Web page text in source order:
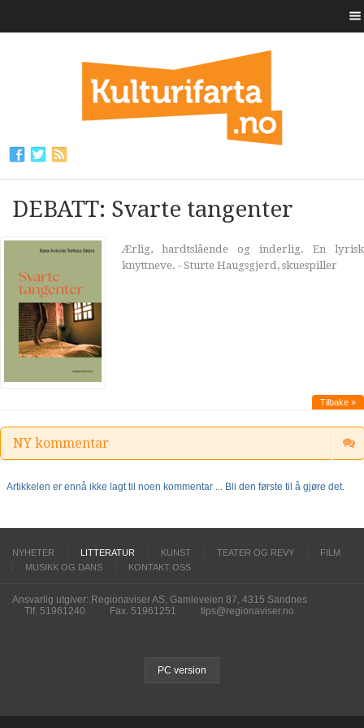
DEBATT: Svarte tangenter
Ærlig, hardtslående og inderlig. En lyrisk
knyttneve. - Sturte Haugsgjerd, skuespiller
Tilbake »
NY kommentar
Artikkelen er ennå ikke lagt til noen kommentar ... Bli den første til å gjøre det.
NYHETER LITTERATUR KUNST TEATER OG REVY
FILM
MUSIKK OG DANS
KONTAKT OSS
Ansvarlig utgiver: Regionaviser AS, Gamleveien 87, 4315 Sandnes
Tlf. 51961240
Fax. 51961251 tips@regionaviser.no
PC version